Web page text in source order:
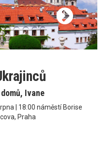
Ivane
| 18:00 náměstí Borise
Praha